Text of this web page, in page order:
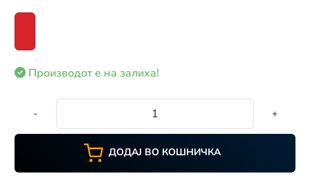
Производот е на залиха!
- +
ДОДАЈ ВО КОШНИЧКА